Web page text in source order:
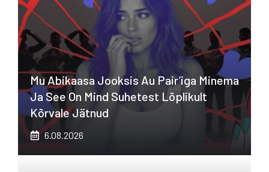
Mu Abikaasa Jooksis Au Pair’iga Minema
Ja See On Mind Suhetest Lõplikult
Kõrvale Jätnud
6.08.2026